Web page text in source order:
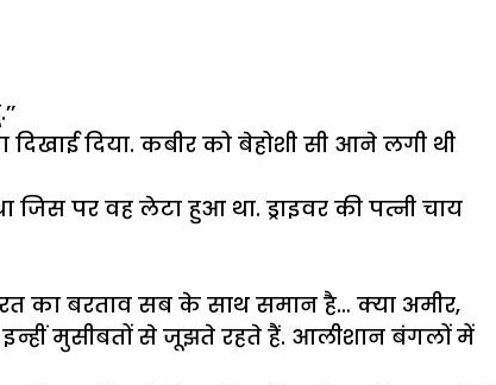
दिया. कबीर को बेहोशी सी आने लगी थी
पर वह लेटा हुआ था. ड्राइवर की पत्नी चाय
का बरताव सब के साथ समान है… क्या अमीर,
मुसीबतों से जूझते रहते हैं. आलीशान बंगलों में